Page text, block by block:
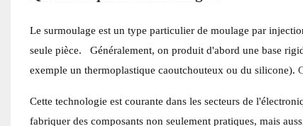
Le surmoulage est un type particulier de moulage par
seule pièce.
Généralement, on produit d'abord une base
exemple un thermoplastique caoutchouteux ou du silicone).
Cette technologie est courante dans les secteurs de
fabriquer des composants non seulement pratiques, mais